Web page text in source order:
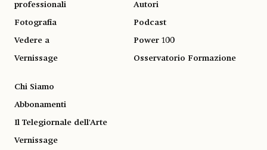
professionali
Fotografia
Vedere a
Vernissage
Autori
Podcast
Power 100
Osservatorio Formazione
Chi Siamo
Abbonamenti
Il Telegiornale dell'Arte
Vernissage